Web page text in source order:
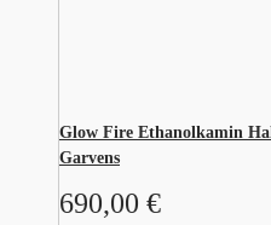
Glow Fire Ethanolkamin
Garvens
690,00 €